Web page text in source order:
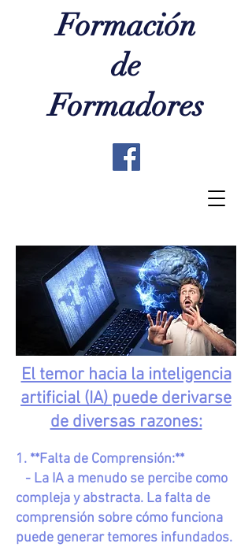
Formación
de
Formadores
El temor hacia la inteligencia
artificial (IA) puede derivarse
de diversas razones:
1. **Falta de Comprensión:**
- La IA a menudo se percibe como
compleja y abstracta. La falta de
comprensión sobre cómo funciona
puede generar temores infundados.